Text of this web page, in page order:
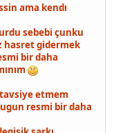
ama kendı
sebebi çunku
hasret gidermek
bir daha
etmem
resmi bir daha